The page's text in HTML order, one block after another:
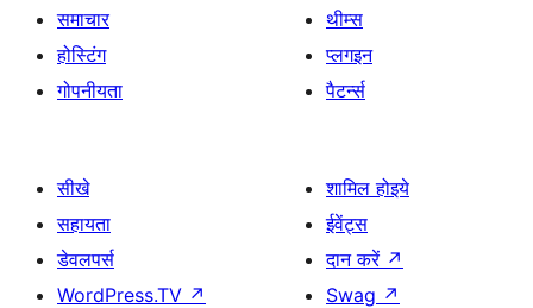
समाचार
होस्टिंग
गोपनीयता
थीम्स
प्लगइन
पैटर्न्स
सीखे
सहायता
डेवलपर्स
WordPress.TV ↗
शामिल होइये
ईवेंट्स
दान करें ↗
Swag ↗